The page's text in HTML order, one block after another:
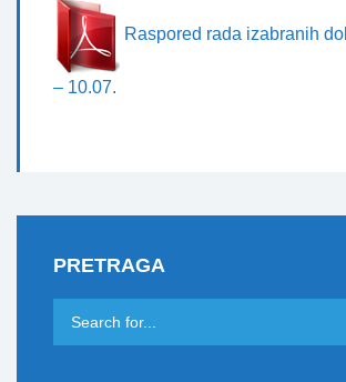
Raspored rada izabranih
– 10.07.
PRETRAGA